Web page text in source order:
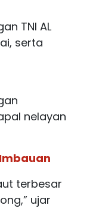
TNI AL
serta
nelayan
terbesar
ujar